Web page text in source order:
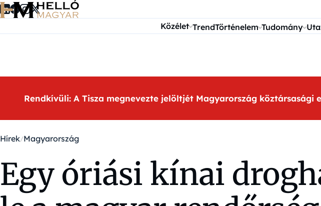
Ugrás a tartalomra
Közélet TrendTörténelem Tudomány
Rendkívüli: A Tisza megnevezte jelöltjét Magyarország köztársasági
Hírek Magyarország
Egy óriási kínai